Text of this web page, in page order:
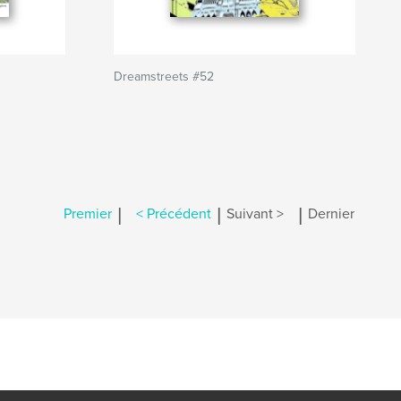
Dreamstreets #52
Premier | < Précédent | Suivant > | Dernier